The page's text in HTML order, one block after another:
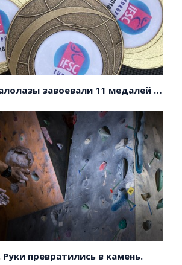
Российские скалолазы завоевали 11 медалей на первенстве Европы!
превратились в камень.